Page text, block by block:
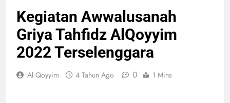
Kegiatan Awwalusanah
Griya Tahfidz AlQoyyim
2022 Terselenggara
Al Qoyyim 4 Tahun Ago 0 1 Mins